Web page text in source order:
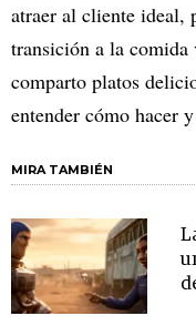
atraer al cliente ideal,
transición a la comida
comparto platos
entender cómo hacer
MIRA TAMBIÉN